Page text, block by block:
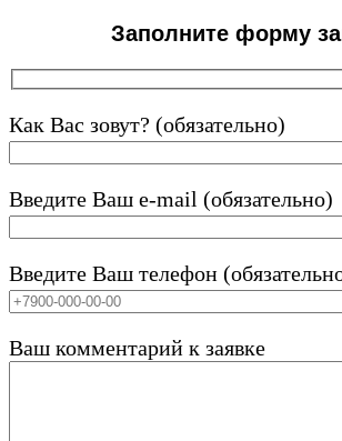
Заполните форму
Как Вас зовут? (обязательно)
Введите Ваш e-mail (обязательно)
Введите Ваш телефон
Ваш комментарий к заявке